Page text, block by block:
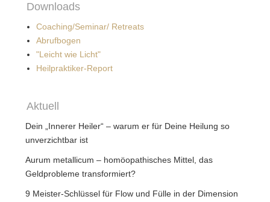
Downloads
Coaching/Seminar/ Retreats
Abrufbogen
"Leicht wie Licht"
Heilpraktiker-Report
Aktuell
Dein „Innerer Heiler“ – warum er für Deine Heilung so
unverzichtbar ist
Aurum metallicum – homöopathisches Mittel, das
Geldprobleme transformiert?
9 Meister-Schlüssel für Flow und Fülle in der Dimension